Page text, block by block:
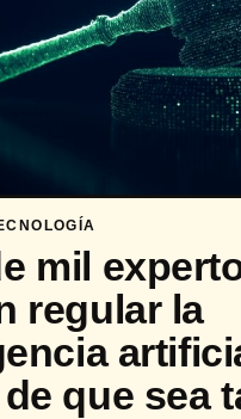
mil
regular la
que sea